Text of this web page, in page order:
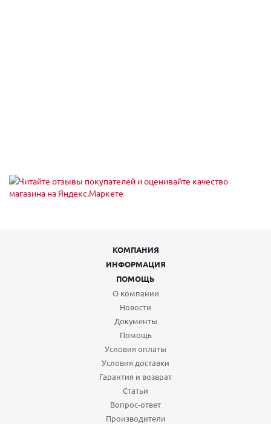
КОМПАНИЯ
ИНФОРМАЦИЯ
ПОМОЩЬ
О компании
Новости
Документы
Помощь
Условия оплаты
Условия доставки
Гарантия и возврат
Статьи
Вопрос-ответ
Производители